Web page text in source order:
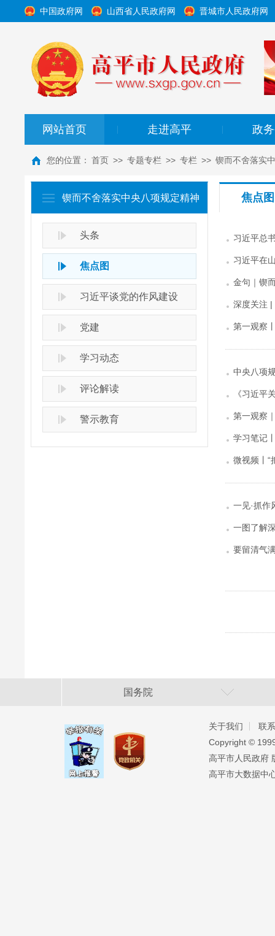
中国政府网 山西省人民政府网 晋城市人民政府网
网站首页 走进高平 政
您的位置： 首页 >> 专题专栏 >> 专栏 >> 锲而不舍落实
锲而不舍落实中央八项规定精神
头条
焦点图
习近平谈党的作风建设
党建
学习动态
评论解读
警示教育
焦点图
习近平总
习近平在
金句｜锲
深度关注 |
第一观察
中央八项
《习近平
第一观察
学习笔记
微视频丨“
一见·抓作
一图了解
要留清气
国务院
关于我们
联
Copyright ©️
高平市人民政府
高平市大数据